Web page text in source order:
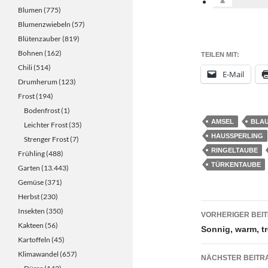
TEILEN MIT:
E-Mail
AMSEL
HAUSSPERLING
RINGELTAUBE
TÜRKENTAUBE
VORHERIGER
Sonnig, warm,
NÄCHSTER
Blumen (775)
Blumenzwiebeln (57)
Blütenzauber(819)
Bohnen (162)
Chili(514)
Drumherum (123)
Frost(194)
Bodenfrost(1)
Leichter Frost(35)
Strenger Frost(7)
Frühling(488)
Garten (13.443)
Gemüse(371)
Herbst(230)
Insekten (350)
Kakteen (56)
Kartoffeln (45)
Klimawandel (657)